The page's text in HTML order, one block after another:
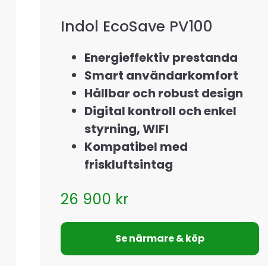
Indol EcoSave PV100
Energieffektiv prestanda
Smart användarkomfort
Hållbar och robust design
Digital kontroll och enkel
styrning, WIFI
Kompatibel med
friskluftsintag
26 900 kr
Se närmare & köp